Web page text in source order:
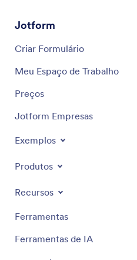
Jotform
Criar Formulário
Meu Espaço de Trabalho
Preços
Jotform Empresas
Exemplos
Produtos
Recursos
Ferramentas
Ferramentas de IA